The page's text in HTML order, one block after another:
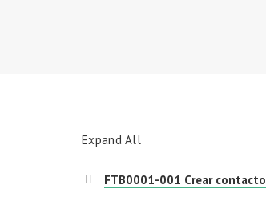
Expand All
FTB0001-001 Crear contacto